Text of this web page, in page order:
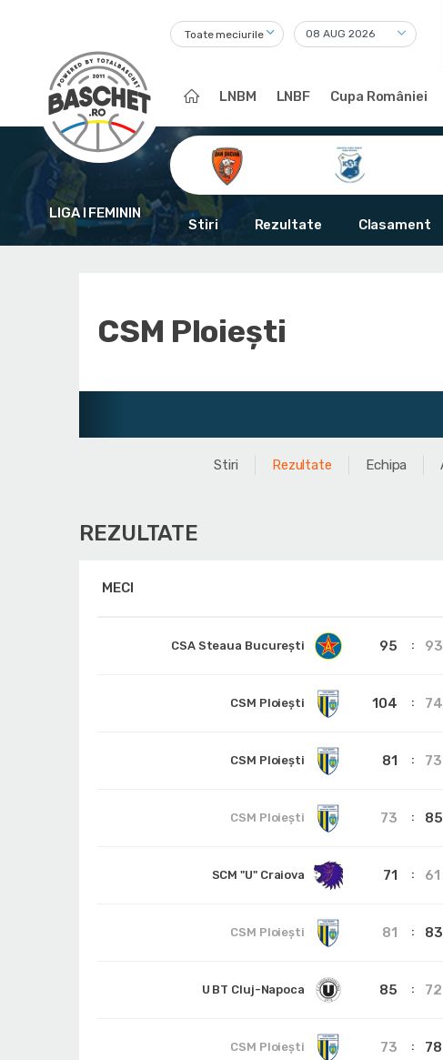
Toate meciurile
LNBM LNBF Cupa României
LIGA I FEMININ
Stiri Rezultate Clasament
CSM Ploiești
Stiri Rezultate Echipa
REZULTATE
MECI
CSA Steaua București 95 93
CSM Ploiești 104 74
CSM Ploiești 81 73
CSM Ploiești 73 85
SCM "U" Craiova 71 61
CSM Ploiești 81 83
U BT Cluj-Napoca 85 72
CSM Ploiești 73 78